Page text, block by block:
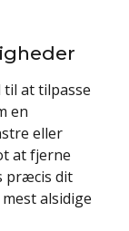
til at tilpasse
en
eller
at fjerne
præcis dit
alsidige